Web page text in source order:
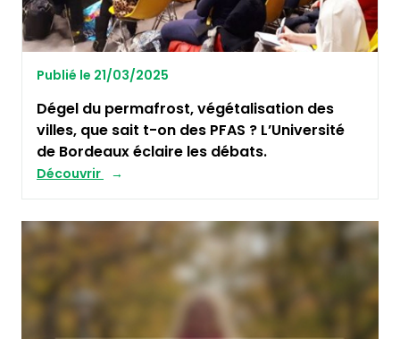
Publié le 21/03/2025
Dégel du permafrost, végétalisation des
villes, que sait t-on des PFAS ? L’Université
de Bordeaux éclaire les débats.
Découvrir